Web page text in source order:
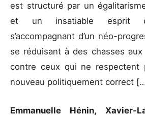
est structuré par un
et un insatiable esprit
s’accompagnant d’un néo-
se réduisant à des chasses
contre ceux qui ne respectent
nouveau politiquement correct
Emmanuelle Hénin, Xavier-